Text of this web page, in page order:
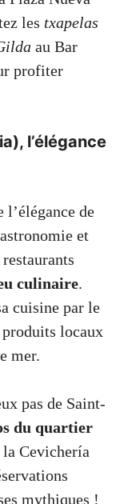
les txapelas
au Bar
profiter
l’élégance
l’élégance de
et
culinaire.
cuisine par le
locaux
mer.
pas de Saint-
du quartier
la Cevichería
mythiques !